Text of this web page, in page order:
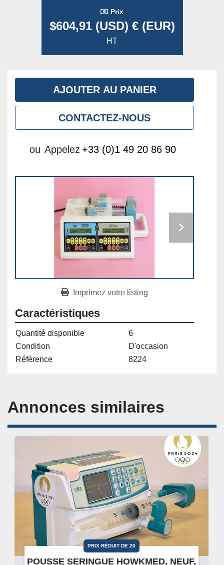
Prix
$604,91 (USD) € (EUR)
HT
AJOUTER AU PANIER
CONTACTEZ-NOUS
ou Appelez +33 (0)1 49 20 86 90
Imprimez votre listing
Caractéristiques
Quantité disponible
6
Condition
D'occasion
Référence
8224
Annonces similaires
POUSSE SERINGUE HOWKMED, NEUF,
PRIX RÉDUIT DE 20